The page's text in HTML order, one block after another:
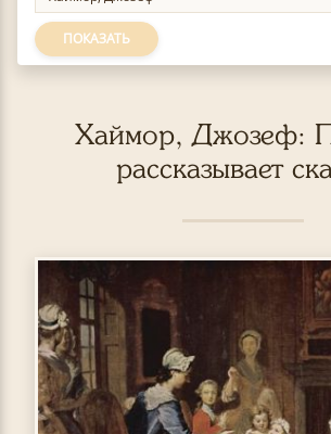
ПОКАЗАТЬ
Хаймор, Джозеф:
рассказывает